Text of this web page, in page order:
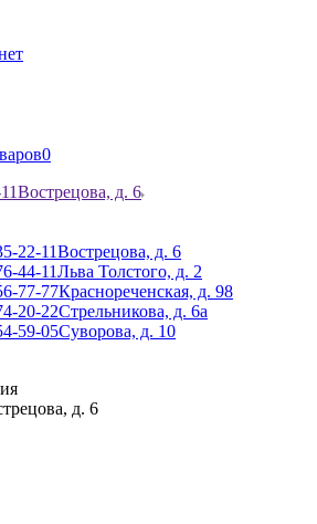
0
Вострецова, д. 6
22-11Вострецова, д. 6
44-11Льва Толстого, д. 2
77-77Краснореченская, д. 98
20-22Стрельникова, д. 6а
59-05Суворова, д. 10
д. 6